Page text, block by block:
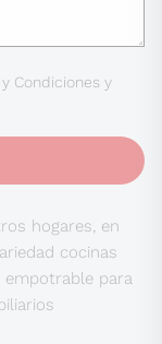
Condiciones y
hogares, en
cocinas
para